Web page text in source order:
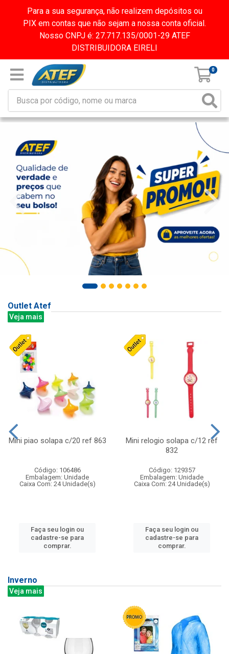
Para a sua segurança, não realizem depósitos ou
PIX em contas que não sejam a nossa conta oficial.
Nosso CNPJ é: 27.717.135/0001-29 ATEF
DISTRIBUIDORA EIRELI
0
Outlet Atef
Veja mais
Mini piao solapa c/20 ref 863
Código: 106486
Embalagem: Unidade
Caixa Com: 24 Unidade(s)
Faça seu login ou
cadastre-se para
comprar.
Mini relogio solapa c/12 ref
832
Código: 129357
Embalagem: Unidade
Caixa Com: 24 Unidade(s)
Faça seu login ou
cadastre-se para
comprar.
Inverno
Veja mais